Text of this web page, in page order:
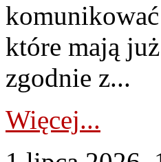
które mają
zgodnie z...
Więcej...